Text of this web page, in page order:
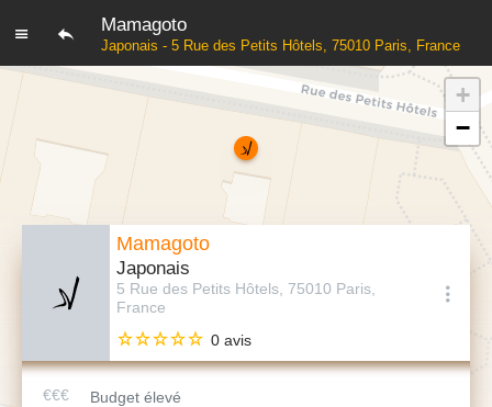
Mamagoto
Japonais - 5 Rue des Petits Hôtels, 75010 Paris, France
Mamagoto
Japonais
5 Rue des Petits Hôtels, 75010 Paris,
France
0 avis
Budget élevé
+
−